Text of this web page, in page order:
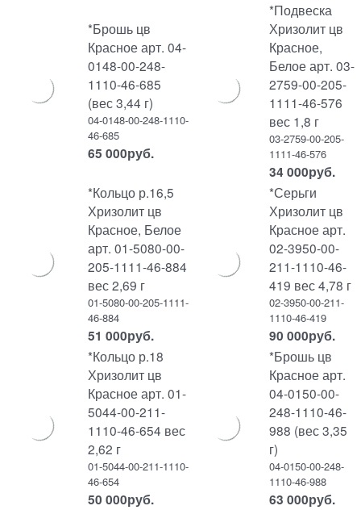
*Брошь цв
Красное арт. 04-
0148-00-248-
1110-46-685
(вес 3,44 г)
04-0148-00-248-1110-
46-685
65 000руб.
*Подвеска
Хризолит цв
Красное,
Белое арт. 03-
2759-00-205-
1111-46-576
вес 1,8 г
03-2759-00-205-
1111-46-576
34 000руб.
*Кольцо р.16,5
Хризолит цв
Красное, Белое
арт. 01-5080-00-
205-1111-46-884
вес 2,69 г
01-5080-00-205-1111-
46-884
51 000руб.
*Серьги
Хризолит цв
Красное арт.
02-3950-00-
211-1110-46-
419 вес 4,78 г
02-3950-00-211-
1110-46-419
90 000руб.
*Кольцо р.18
Хризолит цв
Красное арт. 01-
5044-00-211-
1110-46-654 вес
2,62 г
01-5044-00-211-1110-
46-654
50 000руб.
*Брошь цв
Красное арт.
04-0150-00-
248-1110-46-
988 (вес 3,35
г)
04-0150-00-248-
1110-46-988
63 000руб.